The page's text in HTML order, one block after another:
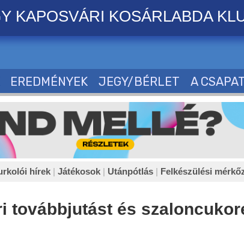
KAPOSVÁRI KOSÁRLABDA
EREDMÉNYEK JEGY/BÉRLET A
hírek | Játékosok | Utánpótlás | Felkészülési
továbbjutást és